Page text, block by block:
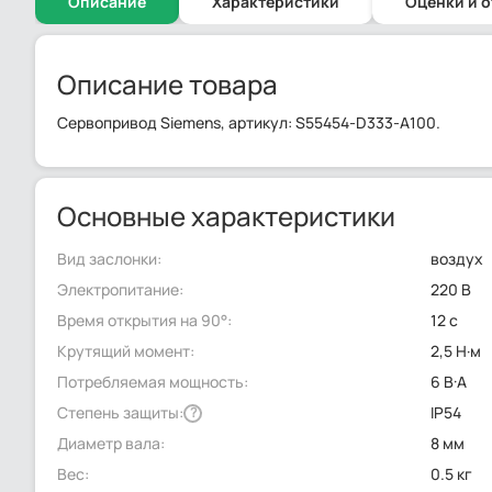
Описание товара
Сервопривод Siemens, артикул: S55454-D333-A100.
Основные характеристики
Вид заслонки:
воздух
Электропитание:
220 В
Время открытия на 90°:
12 с
Крутящий момент:
2,5 Н·м
Потребляемая мощность:
6 В·А
Степень защиты: ?
IP54
Диаметр вала:
8 мм
Вес:
0.5 кг